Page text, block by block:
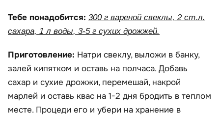
Тебе понадобится: 300 г вареной свеклы, 2 ст.л.
сахара, 1 л воды, 3-5 г сухих дрожжей.
Приготовление: Натри свеклу, выложи в банку,
залей кипятком и оставь на полчаса. Добавь
сахар и сухие дрожжи, перемешай, накрой
марлей и оставь квас на 1-2 дня бродить в теплом
месте. Процеди его и убери на хранение в